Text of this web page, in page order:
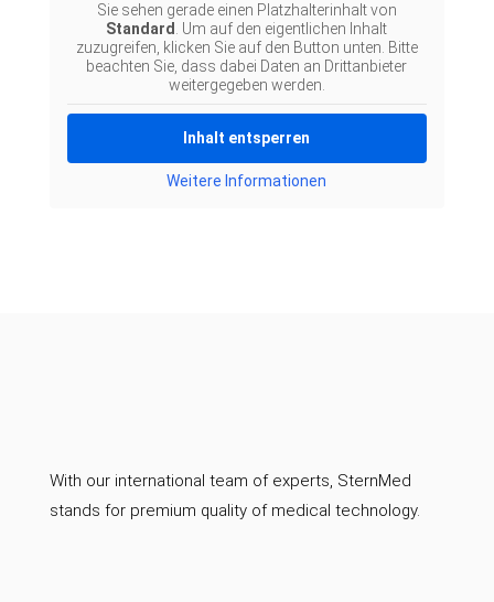
Sie sehen gerade einen Platzhalterinhalt von
Standard
. Um auf den eigentlichen Inhalt
zuzugreifen, klicken Sie auf den Button unten. Bitte
beachten Sie, dass dabei Daten an Drittanbieter
weitergegeben werden.
Inhalt entsperren
Weitere Informationen
With our international team of experts, SternMed
stands for premium quality of medical technology.